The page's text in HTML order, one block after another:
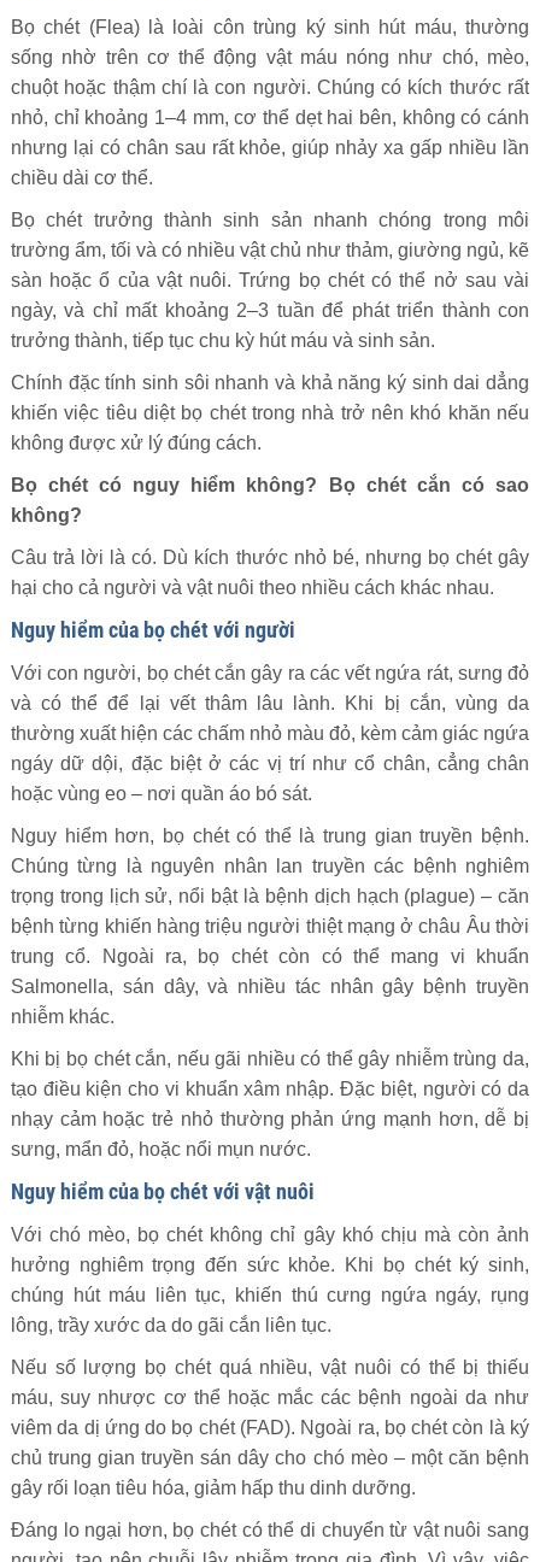
Bọ chét (Flea) là loài côn trùng ký sinh hút máu, thường
sống nhờ trên cơ thể động vật máu nóng như chó, mèo,
chuột hoặc thậm chí là con người. Chúng có kích thước rất
nhỏ, chỉ khoảng 1–4 mm, cơ thể dẹt hai bên, không có cánh
nhưng lại có chân sau rất khỏe, giúp nhảy xa gấp nhiều lần
chiều dài cơ thể.
Bọ chét trưởng thành sinh sản nhanh chóng trong môi
trường ẩm, tối và có nhiều vật chủ như thảm, giường ngủ, kẽ
sàn hoặc ổ của vật nuôi. Trứng bọ chét có thể nở sau vài
ngày, và chỉ mất khoảng 2–3 tuần để phát triển thành con
trưởng thành, tiếp tục chu kỳ hút máu và sinh sản.
Chính đặc tính sinh sôi nhanh và khả năng ký sinh dai dẳng
khiến việc tiêu diệt bọ chét trong nhà trở nên khó khăn nếu
không được xử lý đúng cách.
Bọ chét có nguy hiểm không? Bọ chét cắn có sao
không?
Câu trả lời là có. Dù kích thước nhỏ bé, nhưng bọ chét gây
hại cho cả người và vật nuôi theo nhiều cách khác nhau.
Nguy hiểm của bọ chét với người
Với con người, bọ chét cắn gây ra các vết ngứa rát, sưng đỏ
và có thể để lại vết thâm lâu lành. Khi bị cắn, vùng da
thường xuất hiện các chấm nhỏ màu đỏ, kèm cảm giác ngứa
ngáy dữ dội, đặc biệt ở các vị trí như cổ chân, cẳng chân
hoặc vùng eo – nơi quần áo bó sát.
Nguy hiểm hơn, bọ chét có thể là trung gian truyền bệnh.
Chúng từng là nguyên nhân lan truyền các bệnh nghiêm
trọng trong lịch sử, nổi bật là bệnh dịch hạch (plague) – căn
bệnh từng khiến hàng triệu người thiệt mạng ở châu Âu thời
trung cổ. Ngoài ra, bọ chét còn có thể mang vi khuẩn
Salmonella, sán dây, và nhiều tác nhân gây bệnh truyền
nhiễm khác.
Khi bị bọ chét cắn, nếu gãi nhiều có thể gây nhiễm trùng da,
tạo điều kiện cho vi khuẩn xâm nhập. Đặc biệt, người có da
nhạy cảm hoặc trẻ nhỏ thường phản ứng mạnh hơn, dễ bị
sưng, mẩn đỏ, hoặc nổi mụn nước.
Nguy hiểm của bọ chét với vật nuôi
Với chó mèo, bọ chét không chỉ gây khó chịu mà còn ảnh
hưởng nghiêm trọng đến sức khỏe. Khi bọ chét ký sinh,
chúng hút máu liên tục, khiến thú cưng ngứa ngáy, rụng
lông, trầy xước da do gãi cắn liên tục.
Nếu số lượng bọ chét quá nhiều, vật nuôi có thể bị thiếu
máu, suy nhược cơ thể hoặc mắc các bệnh ngoài da như
viêm da dị ứng do bọ chét (FAD). Ngoài ra, bọ chét còn là ký
chủ trung gian truyền sán dây cho chó mèo – một căn bệnh
gây rối loạn tiêu hóa, giảm hấp thu dinh dưỡng.
Đáng lo ngại hơn, bọ chét có thể di chuyển từ vật nuôi sang